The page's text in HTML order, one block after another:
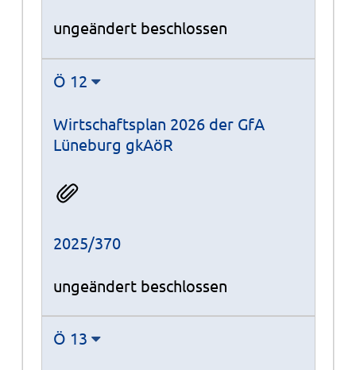
ungeändert beschlossen
Ö 12
Wirtschaftsplan 2026 der GfA
Lüneburg gkAöR
2025/370
ungeändert beschlossen
Ö 13